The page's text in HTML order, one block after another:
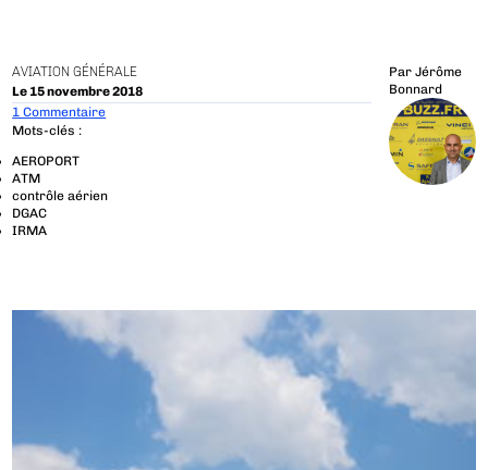
AVIATION GÉNÉRALE
Le 15 novembre 2018
Par Jérôme
Bonnard
1 Commentaire
Mots-clés :
AEROPORT
ATM
contrôle aérien
DGAC
IRMA